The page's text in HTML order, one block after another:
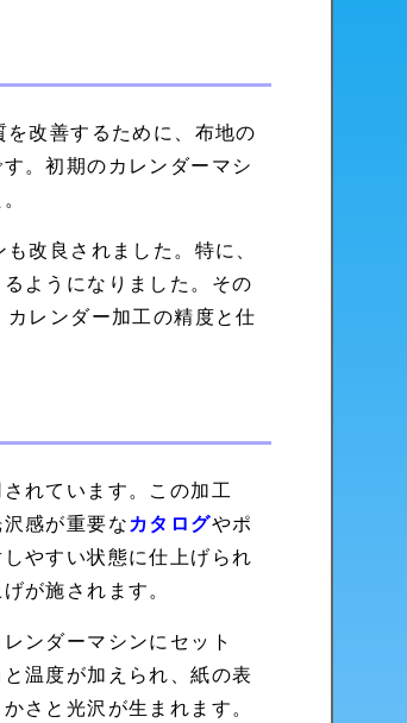
を改善するために、布地の
。初期のカレンダーマシ
改良されました。特に、
ようになりました。その
レンダー加工の精度と仕
れています。この加工
感が重要な カタログやポ
やすい状態に仕上げられ
が施されます。
レンダーマシンにセット
温度が加えられ、紙の表
さと光沢が生まれます。